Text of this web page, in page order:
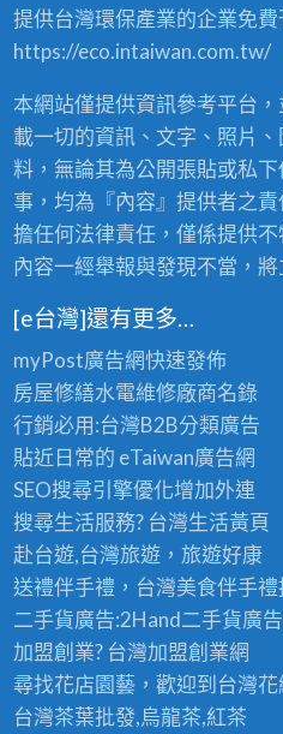
提供台灣環保產業的企業免
https://eco.intaiwan.com.tw/
本網站僅提供資訊參考平台
載一切的資訊、文字、照片
料，無論其為公開張貼或私
事，均為『內容』提供者之
擔任何法律責任，僅係提供
內容一經舉報與發現不當，
[e台灣]還有更多…
myPost廣告網快速發佈
房屋修繕水電維修廠商名錄
行銷必用:台灣B2B分類廣告
貼近日常的 eTaiwan廣告網
SEO搜尋引擎優化增加外連
搜尋生活服務? 台灣生活黃頁
赴台遊,台灣旅遊，旅遊好康
送禮伴手禮，台灣美食伴手禮
二手貨廣告:2Hand二手貨廣
加盟創業? 台灣加盟創業網
尋找花店園藝，歡迎到 台灣花
台灣茶葉批發,烏龍茶,紅茶